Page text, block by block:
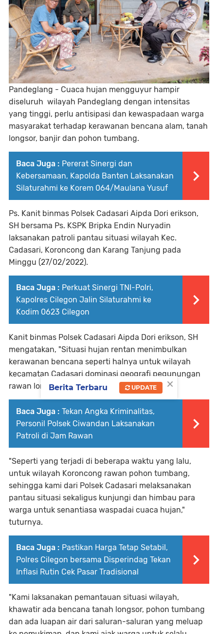
Pandeglang - Cuaca hujan mengguyur hampir
diseluruh wilayah Pandeglang dengan intensitas
yang tinggi, perlu antisipasi dan kewaspadaan warga
masyarakat terhadap kerawanan bencana alam, tanah
longsor, banjir dan pohon tumbang.
Baca Juga : Pererat Sinergi dan
Kebersamaan, Kapolda Banten Laksanakan
Silaturahmi ke Korem 064/Maulana Yusuf
Ps. Kanit binmas Polsek Cadasari Aipda Dori erikson,
SH bersama Ps. KSPK Bripka Endin Nuryadin
laksanakan patroli pantau situasi wilayah Kec.
Cadasari, Koroncong dan Karang Tanjung pada
Minggu (27/02/2022).
Baca Juga : Perkuat Sinergi TNI-Polri,
Kapolres Cilegon Jalin Silaturahmi ke
Kodim 0623 Cilegon
Kanit binmas Polsek Cadasari Aipda Dori erikson, SH
mengatakan, "Situasi hujan rentan menimbulkan
kerawanan bencana seperti halnya untuk wilayah
kecamatan Cadasari dominasi geografi pegunungan
rawan longsor dan pohon tumbang".
Baca Juga : Tekan Angka Kriminalitas,
Personil Polsek Ciwandan Laksanakan
Patroli di Jam Rawan
"Seperti yang terjadi di beberapa waktu yang lalu,
untuk wilayah Koroncong rawan pohon tumbang,
sehingga kami dari Polsek Cadasari melaksanakan
pantau situasi sekaligus kunjungi dan himbau para
warga untuk senantiasa waspadai cuaca hujan,"
tuturnya.
Baca Juga : Pastikan Harga Tetap Setabil,
Polres Cilegon bersama Disperindag Tekan
Inflasi Rutin Cek Pasar Tradisional
"Kami laksanakan pemantauan situasi wilayah,
khawatir ada bencana tanah longsor, pohon tumbang
dan ada luapan air dari saluran-saluran yang meluap
×
Berita Terbaru UPDATE